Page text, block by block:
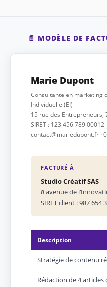
📄 MODÈLE DE
Marie Dupont
Consultante en marketing
Individuelle (EI)
15 rue des Entrepreneurs,
SIRET : 123 456 789 00012
contact@mariedupont.fr ·
FACTURÉ À
Studio Créatif SAS
8 avenue de
SIRET client : 987 654
Description
Stratégie de contenu
Rédaction de 4